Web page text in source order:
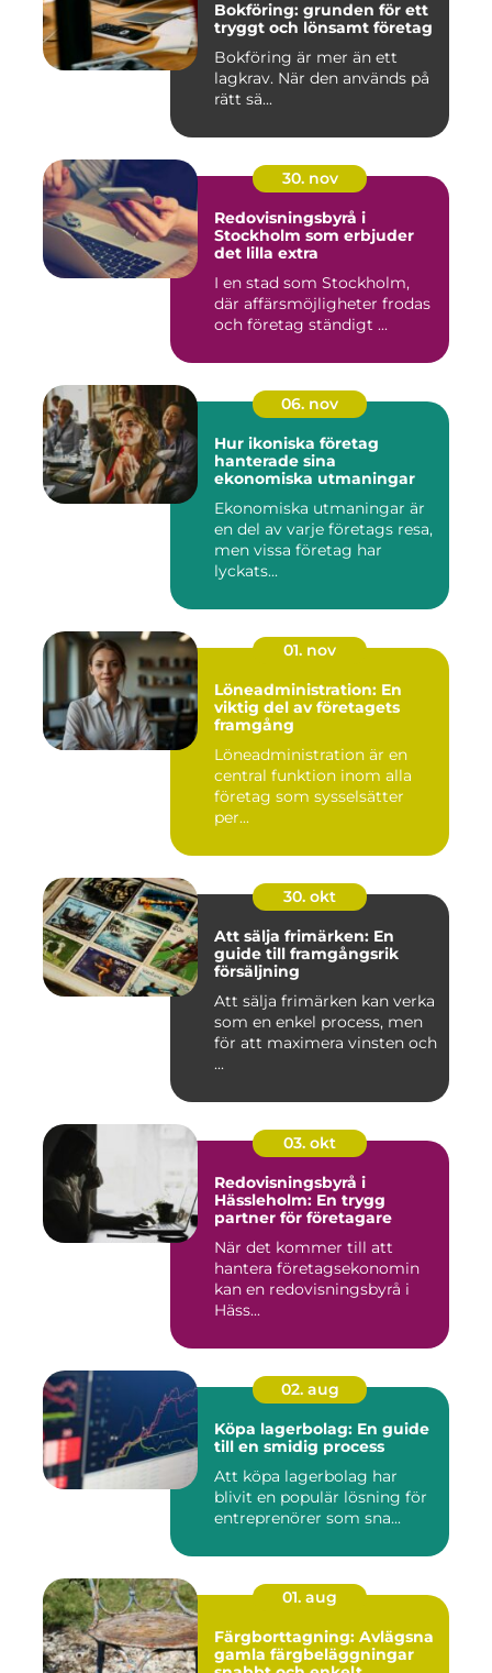
Bokföring: grunden för ett
tryggt och lönsamt företag
Bokföring är mer än ett
lagkrav. När den används på
rätt sä...
30. nov
Redovisningsbyrå i
Stockholm som erbjuder
det lilla extra
I en stad som Stockholm,
där affärsmöjligheter frodas
och företag ständigt ...
06. nov
Hur ikoniska företag
hanterade sina
ekonomiska utmaningar
Ekonomiska utmaningar är
en del av varje företags resa,
men vissa företag har
lyckats...
01. nov
Löneadministration: En
viktig del av företagets
framgång
Löneadministration är en
central funktion inom alla
företag som sysselsätter
per...
30. okt
Att sälja frimärken: En
guide till framgångsrik
försäljning
Att sälja frimärken kan verka
som en enkel process, men
för att maximera vinsten och
...
03. okt
Redovisningsbyrå i
Hässleholm: En trygg
partner för företagare
När det kommer till att
hantera företagsekonomin
kan en redovisningsbyrå i
Häss...
02. aug
Köpa lagerbolag: En guide
till en smidig process
Att köpa lagerbolag har
blivit en populär lösning för
entreprenörer som sna...
01. aug
Färgborttagning: Avlägsna
gamla färgbeläggningar